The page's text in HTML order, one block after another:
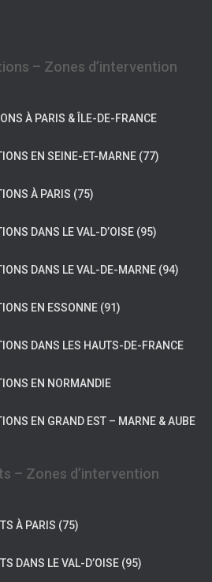
– Zones d’intervention
À PARIS & ÎLE-DE-FRANCE
EN SEINE-ET-MARNE (77)
À PARIS (75)
DANS LE VAL-D’OISE (95)
DANS LE VAL-DE-MARNE (94)
EN ESSONNE (91)
DANS LES HAUTS-DE-FRANCE
EN NORMANDIE
EN GRAND EST – MARNE & AUBE
– Zones d’intervention
À PARIS (75)
DANS LE VAL-D’OISE (95)